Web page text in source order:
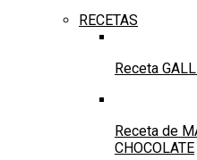
RECETAS
Receta
Receta de
CHOCOLATE